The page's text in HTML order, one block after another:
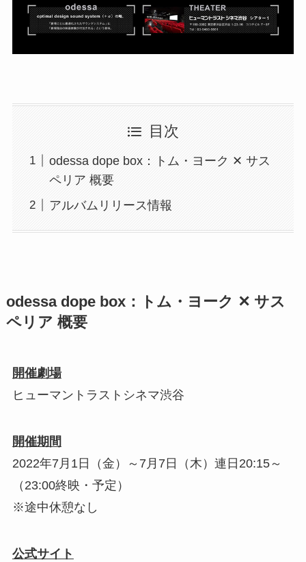
目次
odessa dope box：トム・ヨーク ✕ サス
ペリア 概要
アルバムリリース情報
odessa dope box：トム・ヨーク ✕ サス
ペリア 概要
開催劇場
ヒューマントラストシネマ渋谷
開催期間
2022年7月1日（金）～7月7日（木）連日20:15～
（23:00終映・予定）
※途中休憩なし
公式サイト